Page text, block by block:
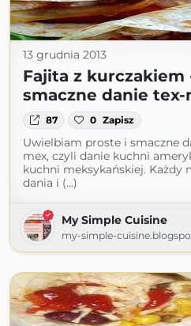
13 grudnia 2013
Fajita z kurczakiem
smaczne danie tex-
87 0 Zapisz
Uwielbiam proste i smaczne
mex, czyli danie kuchni
kuchni meksykańskiej. Każdy
dania i (...)
My Simple Cuisine
my-simple-